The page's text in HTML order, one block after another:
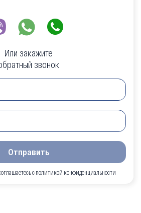
Или закажите
звонок
Отправить
с политикой конфиденциальности